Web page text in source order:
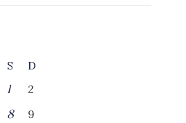
S
D
1
2
8
9